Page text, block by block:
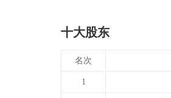
十大股东
名次
1